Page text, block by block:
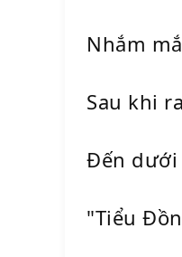
Nhắm
Sau khi
Đến dưới
"Tiểu